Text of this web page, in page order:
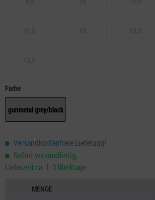
Farbe
gunmetal grey/black
Versandkostenfreie Lieferung!
Sofort versandfertig,
Lieferzeit ca. 1-3 Werktage
MENGE